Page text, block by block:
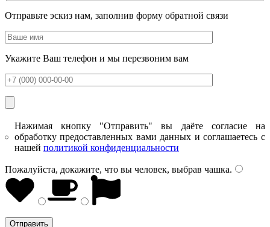
Отправьте эскиз нам, заполнив форму обратной связи
Укажите Ваш телефон и мы перезвоним вам
Нажимая кнопку "Отправить" вы даёте согласие на
обработку предоставленных вами данных и соглашаетесь с
нашей политикой конфиденциальности
Пожалуйста, докажите, что вы человек, выбрав чашка.